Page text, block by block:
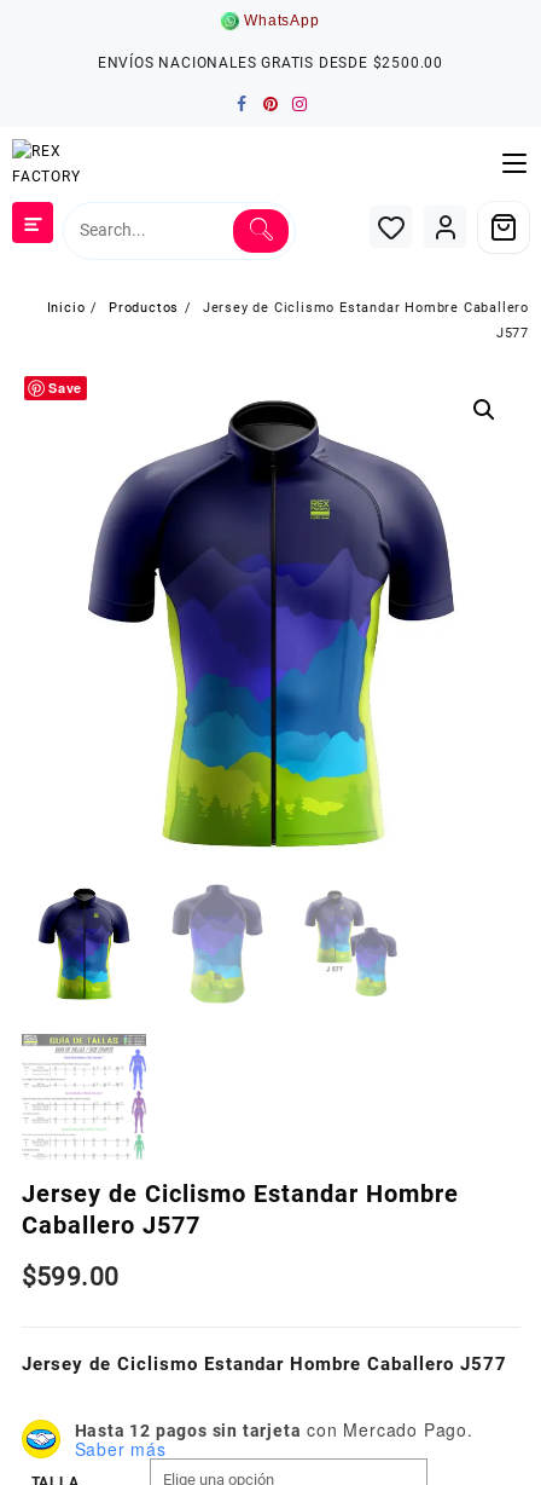
WhatsApp
ENVÍOS NACIONALES GRATIS DESDE $2500.00
Inicio Productos
Jersey de Ciclismo Estandar Hombre Caballero
J577
Save
Jersey de Ciclismo Estandar Hombre
Caballero J577
$599.00
Jersey de Ciclismo Estandar Hombre Caballero J577
Hasta 12 pagos sin tarjeta con Mercado Pago.
Saber más